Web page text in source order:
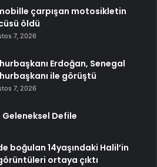
çarpışan motosikletin
öldü
7, 2026
Erdoğan, Senegal
ile görüştü
7, 2026
Geleneksel Defile
boğulan 14yaşındaki Halil’in
ortaya çıktı